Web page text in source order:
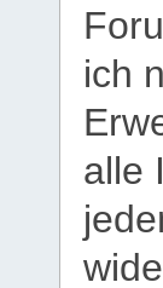
ich
alle